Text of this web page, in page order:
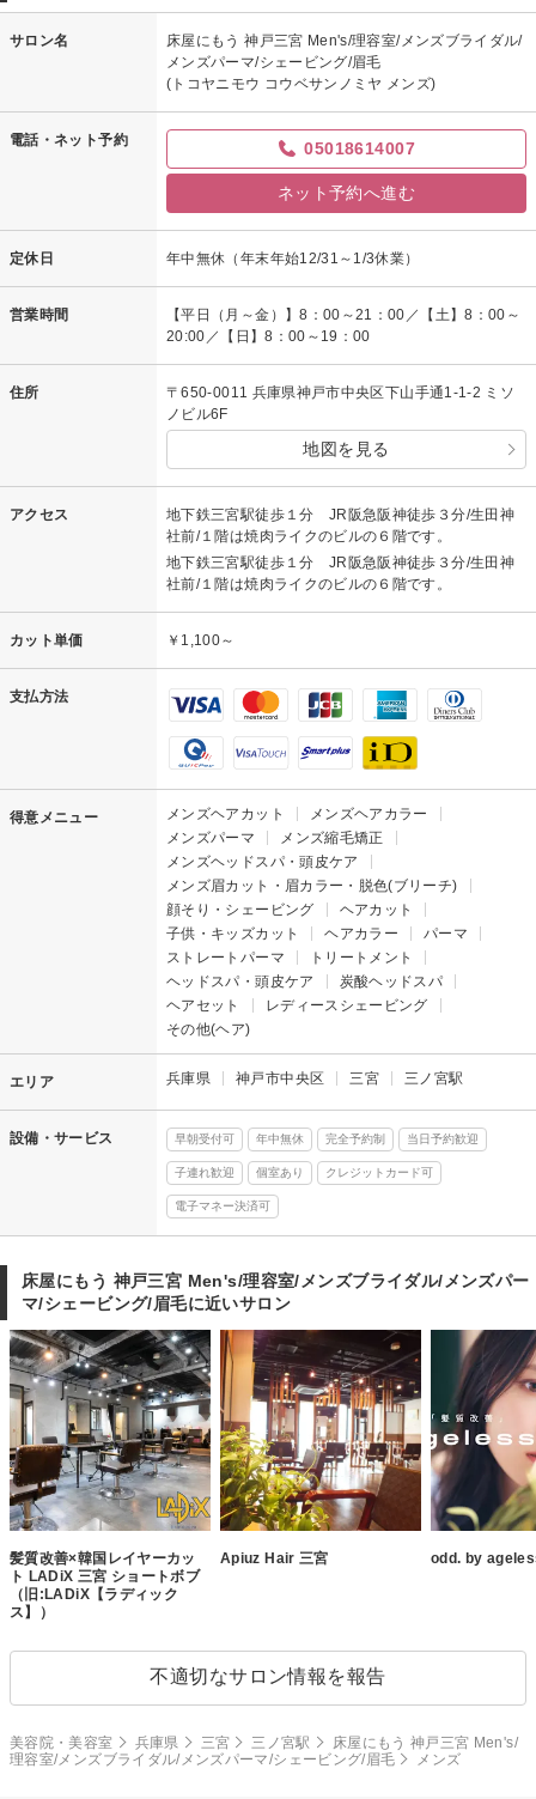
サロン名
床屋にもう 神戸三宮 Men's/理容室/メンズブライダル/
メンズパーマ/シェービング/眉毛
(トコヤニモウ コウベサンノミヤ メンズ)
電話・ネット予約 05018614007
ネット予約へ進む
定休日 年中無休（年末年始12/31～1/3休業）
営業時間
【平日（月～金）】8：00～21：00／【土】8：00～
20:00／【日】8：00～19：00
住所
〒650-0011 兵庫県神戸市中央区下山手通1-1-2 ミソ
ノビル6F
地図を見る
アクセス
地下鉄三宮駅徒歩１分 JR阪急阪神徒歩３分/生田神
社前/１階は焼肉ライクのビルの６階です。
地下鉄三宮駅徒歩１分 JR阪急阪神徒歩３分/生田神
社前/１階は焼肉ライクのビルの６階です。
カット単価 ￥1,100～
支払方法
得意メニュー メンズヘアカット
メンズヘアカラー
メンズパーマ
メンズ縮毛矯正
メンズヘッドスパ・頭皮ケア
メンズ眉カット・眉カラー・脱色(ブリーチ)
顔そり・シェービング
ヘアカット
子供・キッズカット
ヘアカラー
パーマ
ストレートパーマ
トリートメント
ヘッドスパ・頭皮ケア
炭酸ヘッドスパ
ヘアセット
レディースシェービング
その他(ヘア)
エリア 兵庫県 神戸市中央区 三宮 三ノ宮駅
設備・サービス 早朝受付可 年中無休 完全予約制 当日予約歓迎
子連れ歓迎 個室あり クレジットカード可
電子マネー決済可
床屋にもう 神戸三宮 Men's/理容室/メンズブライダル/メンズパー
マ/シェービング/眉毛に近いサロン
髪質改善×韓国レイヤーカッ
ト LADiX 三宮 ショートボブ
（旧:LADiX【ラディック
ス】）
Apiuz Hair 三宮 odd. by
不適切なサロン情報を報告
美容院・美容室 兵庫県 三宮 三ノ宮駅
床屋にもう 神戸三宮 Men's/
理容室/メンズブライダル/メンズパーマ/シェービング/眉毛
メンズ